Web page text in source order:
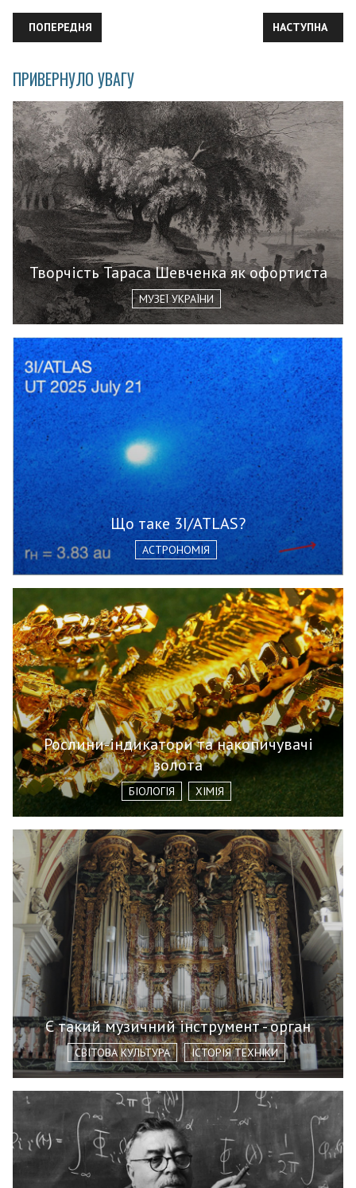
ПОПЕРЕДНЯ СТАТТЯ: ЙОЗЕФ ФРАУНГОФЕР – «БАТЬКО
ПОПЕРЕДНЯ НАСТУПНА
НАСТУПНА
ПРИВЕРНУЛО УВАГУ
Творчість Тараса Шевченка як офортиста
МУЗЕЇ УКРАЇНИ
Що таке 3I/ATLAS?
АСТРОНОМІЯ
Рослини-індикатори та накопичувачі
золота
БІОЛОГІЯ ХІМІЯ
Є такий музичний інструмент - орган
СВІТОВА КУЛЬТУРА ІСТОРІЯ ТЕХНІКИ